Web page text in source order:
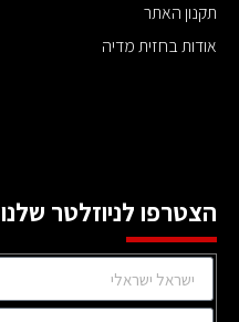
תקנון האתר
אודות בחזית מדיה
הצטרפו לניוזלטר שלנו